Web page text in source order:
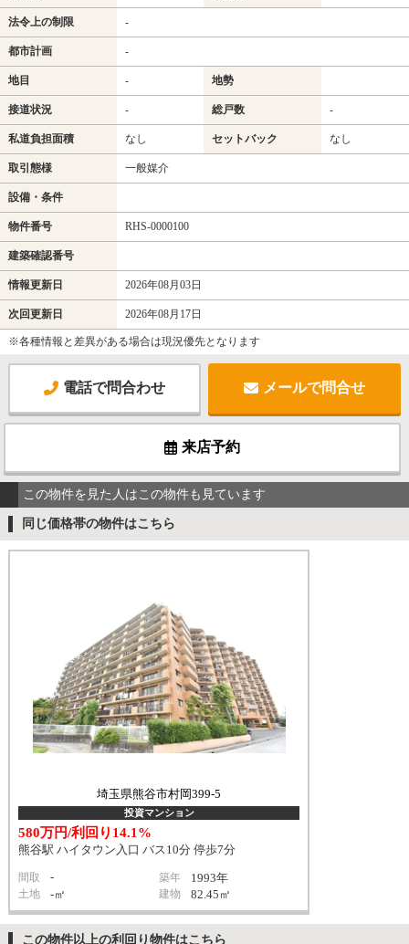
法令上の制限 -
都市計画 -
地目 - 地勢
接道状況 - 総戸数 -
私道負担面積 なし セットバック なし
取引態様 一般媒介
設備・条件
物件番号 RHS-0000100
建築確認番号
情報更新日 2026年08月03日
次回更新日 2026年08月17日
※各種情報と差異がある場合は現況優先となります
電話で問合わせ メールで問合せ
来店予約
この物件を見た人はこの物件も見ています
同じ価格帯の物件はこちら
埼玉県熊谷市村岡399-5
投資マンション
580万円/利回り14.1%
熊谷駅 ハイタウン入口 バス10分 停歩7分
間取 - 築年 1993年
土地 -㎡ 建物 82.45㎡
この物件以上の利回り物件はこちら